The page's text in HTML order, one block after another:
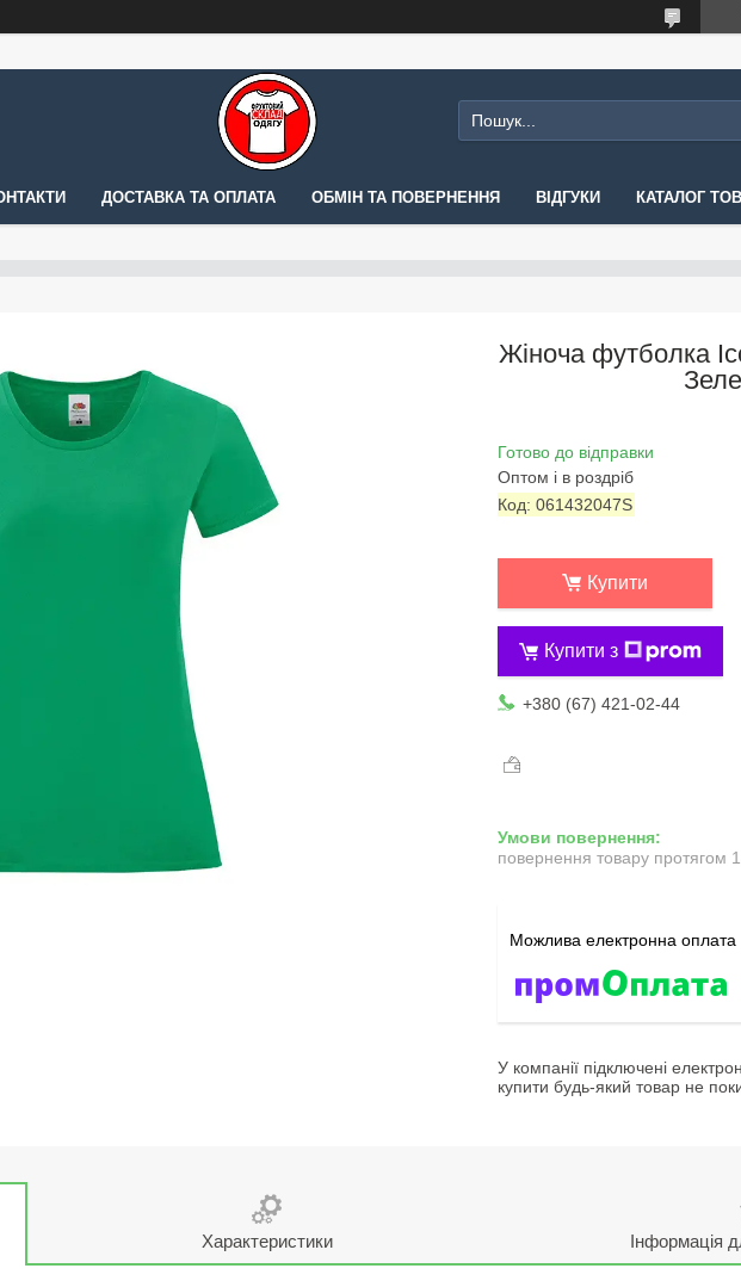
ДОСТАВКА ТА ОПЛАТА ОБМІН ТА ПОВЕРНЕННЯ ВІДГУКИ КАТАЛОГ
Жіноча футболка
Готово до відправки
Оптом і в роздріб
Код: 061432047S
Купити
Купити з
+380 (67) 421-02-44
повернення товару протягом
У компанії підключені
купити будь-який товар не
Характеристики Інформація